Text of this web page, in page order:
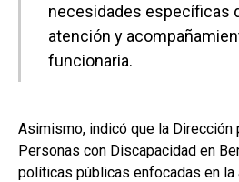
necesidades específicas
atención y
funcionaria.
Asimismo, indicó que la Dirección
Personas con Discapacidad en
políticas públicas enfocadas en